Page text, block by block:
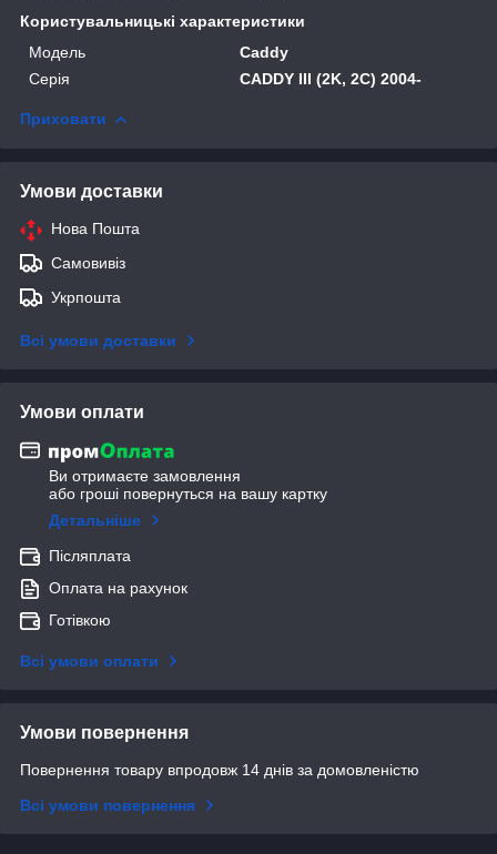
Користувальницькі характеристики
Модель
Caddy
Серія
CADDY III (2K, 2C) 2004-
Приховати
Умови доставки
Нова Пошта
Самовивіз
Укрпошта
Всі умови доставки
Умови оплати
Ви отримаєте замовлення
або гроші повернуться на вашу картку
Детальніше
Післяплата
Оплата на рахунок
Готівкою
Всі умови оплати
Умови повернення
Повернення товару впродовж 14 днів за домовленістю
Всі умови повернення